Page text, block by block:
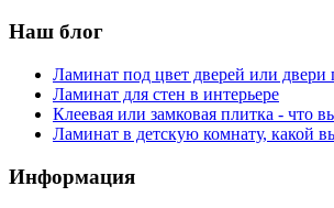
Наш блог
Ламинат под цвет дверей или двери
Ламинат для стен в интерьере
Клеевая или замковая плитка - что
Ламинат в детскую комнату, какой
Информация